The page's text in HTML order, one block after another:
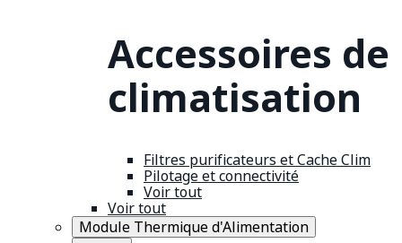
Accessoires de
climatisation
Filtres purificateurs et Cache Clim
Pilotage et connectivité
Voir tout
Voir tout
Module Thermique d'Alimentation